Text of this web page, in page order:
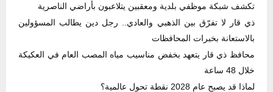
تكشف شبكة موظفي بلدية ومعقبين يتلاعبون بأراضي الناصرية
ذي قار لا تفرّق بين الذهبي والعادي.. رجل دين يطالب المسؤولين
بالاستعانة بخبرات المحافظات
محافظ ذي قار يتعهد بخفض مناسيب مياه المصب العام في العكيكة
خلال 48 ساعة
لماذا قد يصبح عام 2028 نقطة تحول عالمية؟